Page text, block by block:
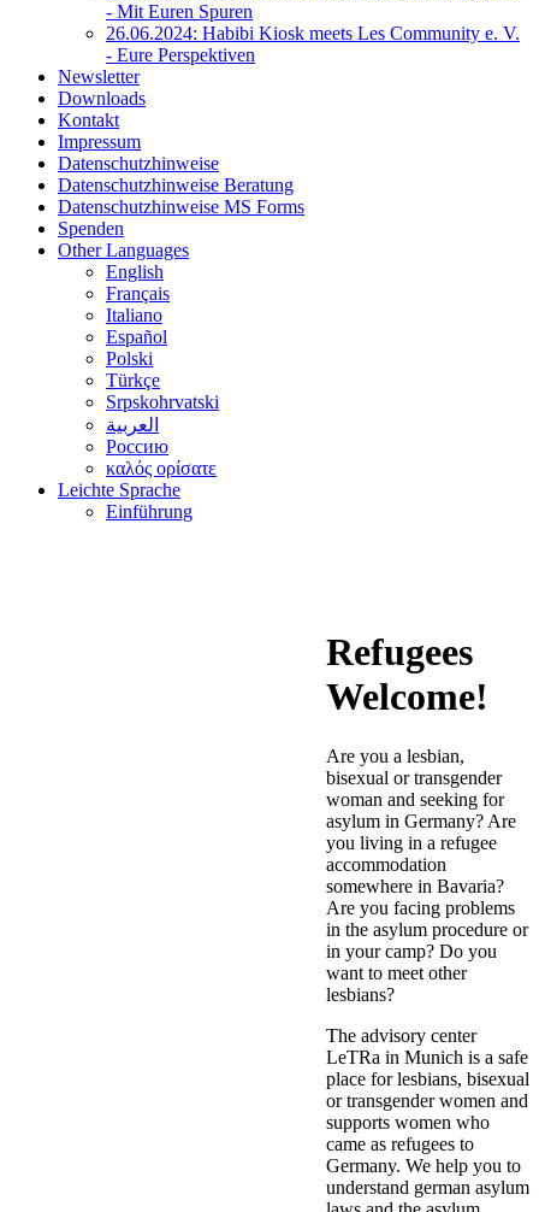
- Mit Euren Spuren
26.06.2024: Habibi Kiosk meets Les Community e. V.
- Eure Perspektiven
Newsletter
Downloads
Kontakt
Impressum
Datenschutzhinweise
Datenschutzhinweise Beratung
Datenschutzhinweise MS Forms
Spenden
Other Languages
English
Français
Italiano
Español
Polski
Türkçe
Srpskohrvatski
العربية
Россию
καλός ορίσατε
Leichte Sprache
Einführung
Refugees
Welcome!
Are you a lesbian,
bisexual or transgender
woman and seeking for
asylum in Germany? Are
you living in a refugee
accommodation
somewhere in Bavaria?
Are you facing problems
in the asylum procedure or
in your camp? Do you
want to meet other
lesbians?
The advisory center
LeTRa in Munich is a safe
place for lesbians, bisexual
or transgender women and
supports women who
came as refugees to
Germany. We help you to
understand german asylum